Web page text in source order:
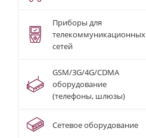
Приборы для
телекоммуникационных
сетей
GSM/3G/4G/CDMA
оборудование
(телефоны, шлюзы)
Сетевое оборудование